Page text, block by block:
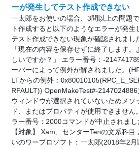
ーが発生してテスト作成できない
一太郎をお使いの場合、3問以上の問題
ト作成すると以下のようなエラーが発生
テスト作成できない現象が確認されまし
「現在の内容を保存せずに終了します。
しいですか？」 エラー番号：-
ーバーによって例外が解されました。
LTからの例外：
RFAULT)) OpenMakeTest#-2147024886
ウィンドウが選択されていないためメソ
ド、またはプロパティが使用できません
ラー番号：2000コマンドが中止されまし
【対象】 Xam、センターTenの文系科目
いのワープロソフト：一太郎(2018年2月